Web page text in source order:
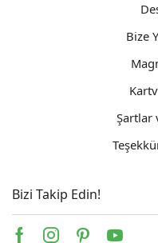
Bize
Şartlar
Bizi Takip Edin!